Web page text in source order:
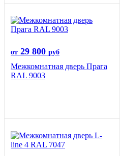
от 29 800 руб
Межкомнатная дверь Прага
RAL 9003